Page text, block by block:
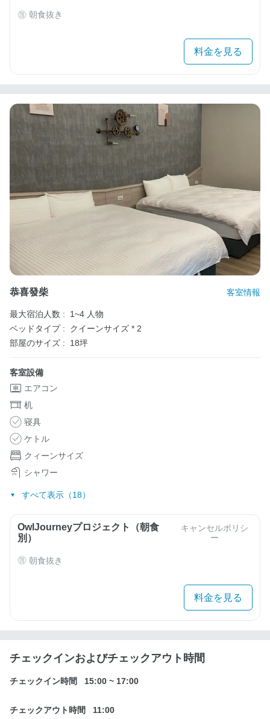
朝食抜き
料金を見る
恭喜發柴 客室情報
最大宿泊人数 :
1~4 人物
ベッドタイプ :
クイーンサイズ * 2
部屋のサイズ :
18坪
客室設備
エアコン
机
寝具
ケトル
クィーンサイズ
シャワー
すべて表示（18）
OwlJourneyプロジェクト（朝食
別）
キャンセルポリシ
ー
朝食抜き
料金を見る
チェックインおよびチェックアウト時間
チェックイン時間 15:00 ~ 17:00
チェックアウト時間 11:00